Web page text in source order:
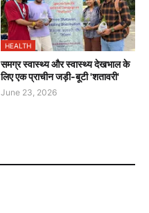
HEALTH
समग्र स्वास्थ्य और स्वास्थ्य देखभाल के
लिए एक प्राचीन जड़ी-बूटी 'शतावरी'
June 23, 2026